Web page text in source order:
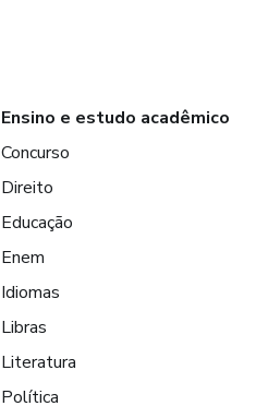
Ensino e estudo acadêmico
Concurso
Direito
Educação
Enem
Idiomas
Libras
Literatura
Política